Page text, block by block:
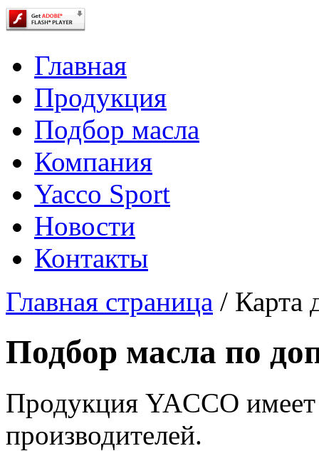
Главная
Продукция
Подбор масла
Компания
Yacco Sport
Новости
Контакты
Главная страница / Карта
Подбор масла по
Продукция YACCO
производителей.